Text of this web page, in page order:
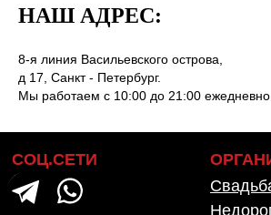
НАШ АДРЕС:
8-я линия Васильевского острова,
д 17, Санкт - Петербург.
Мы работаем с 10:00 до 21:00 ежедневно.